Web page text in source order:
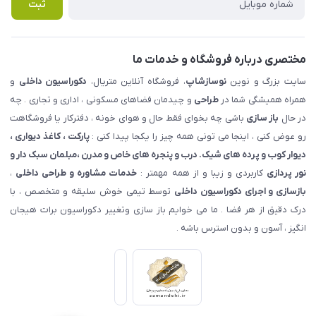
ثبت
مختصری درباره فروشگاه و خدمات ما
سایت بزرگ و نویننوسازشاپ، فروشگاه آنلاین متریال، دکوراسیون داخلی و
همراه همیشگی شما درطراحی و چیدمان فضاهای مسکونی ، اداری و تجاری . چه
در حال باز سازی باشی چه بخوای فقط حال و هوای خونه ، دفترکار یا فروشگاهت
رو عوض کنی ، اینجا می تونی همه چیز را یکجا پیدا کنی :پارکت ، کاغذ دیواری ،
دیوار کوب و پرده های شیک. درب و پنجره های خاص و مدرن ،مبلمان سبک دار و
نور پردازی کاربردی و زیبا و از همه مهمتر : خدمات مشاوره و طراحی داخلی ،
بازسازی و اجرای دکوراسیون داخلی توسط تیمی خوش سلیقه و متخصص ، با
درک دقیق از هر فضا . ما می خوایم باز سازی وتغییر دکوراسیون برات هیجان
انگیز ، آسون و بدون استرس باشه .